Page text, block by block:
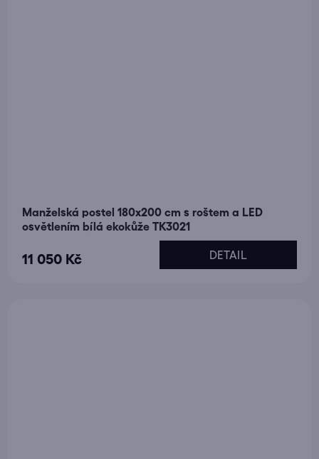
Manželská postel 180x200 cm s roštem a LED
osvětlením bílá ekokůže TK3021
11 050 Kč DETAIL